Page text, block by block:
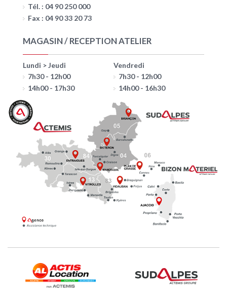
Tél. : 04 90 250 000
Fax : 04 90 33 20 73
MAGASIN / RECEPTION ATELIER
Lundi > Jeudi
7h30 - 12h00
14h00 - 17h30
Vendredi
7h30 - 12h00
14h00 - 16h30